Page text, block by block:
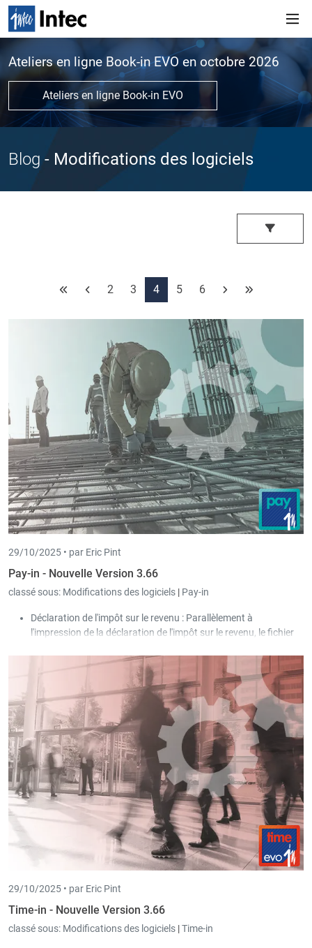
Ateliers en ligne Book-in EVO en octobre 2026
Ateliers en ligne Book-in EVO
Blog - Modifications des logiciels
2 3 4 5 6
29/10/2025 • par Eric Pint
Pay-in - Nouvelle Version 3.66
classé sous: Modifications des logiciels | Pay-in
Déclaration de l'impôt sur le revenu : Parallèlement à
l'impression de la déclaration de l'impôt sur le revenu, le fichier
Simulation : La case à cocher "Prendre en compte les
décomptes existants de l'année en cours" a été ajoutée.
29/10/2025 • par Eric Pint
Time-in - Nouvelle Version 3.66
classé sous: Modifications des logiciels |Time-in